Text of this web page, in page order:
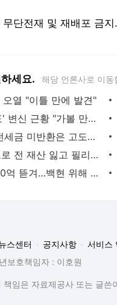
단전재 및 재배포 금지.
세요. 해당 언론사로 이동
열 "이틀 만에 발견"
김지수, '여행사 대표' 변신 근황 "가볼 만하니…"
이승기 측 "차가원 전세금 미반환은 고도의 사기 수법…엄벌 원해"
황기순 "원정 도박으로 전 재산 잃고 필리핀 도피"
차가원 "MC몽에 400억 뜯겨…백현 위해 도박빚 갚아줘"
스센터 공지사항
서비스
보호책임자 : 이호원
임은 자료제공사 또는 글